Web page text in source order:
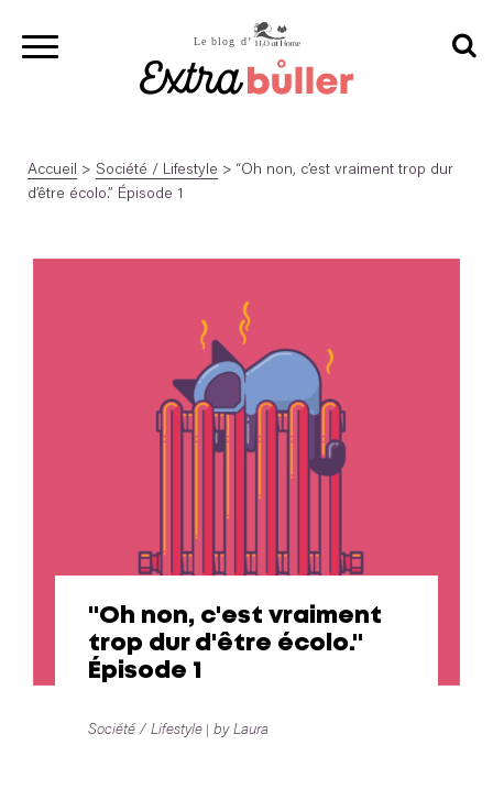
Accueil > Société / Lifestyle > “Oh non, c’est vraiment trop dur
d’être écolo.” Épisode 1
"Oh non, c'est vraiment
trop dur d'être écolo."
Épisode 1
Société / Lifestyle by Laura